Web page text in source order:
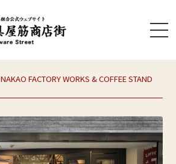
NAKAO FACTORY WORKS & COFFEE STAND